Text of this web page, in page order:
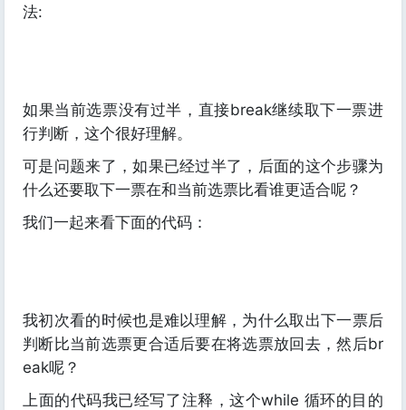
法:
如果当前选票没有过半，直接break继续取下一票进
行判断，这个很好理解。
可是问题来了，如果已经过半了，后面的这个步骤为
什么还要取下一票在和当前选票比看谁更适合呢？
我们一起来看下面的代码：
我初次看的时候也是难以理解，为什么取出下一票后
判断比当前选票更合适后要在将选票放回去，然后br
eak呢？
上面的代码我已经写了注释，这个while 循环的目的